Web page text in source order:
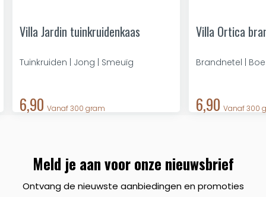
Villa Jardin tuinkruidenkaas
Tuinkruiden | Jong | Smeuïg
6,90 Vanaf 300 gram
Villa Ortica
Brandnetel |
6,90 Vanaf 300
Meld je aan voor onze nieuwsbrief
Ontvang de nieuwste aanbiedingen en promoties